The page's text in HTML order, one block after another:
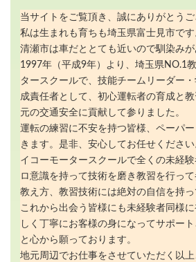
当サイトをご覧頂き、誠にありがとうご
私は生まれも育ちも埼玉県富士見市です
清瀬市は車だととても近いので馴染みが
1997年（平成9年）より、埼玉県NO.1
タースクールで、技能チームリーダー
成責任者として、初心運転者の育成と
元の交通安全に貢献して参りました。
運転の練習に不安を持つ皆様、ペーパ
きます。是非、安心してお任せくださ
イコーモータースクールで全くの未経
ロ意識を持って技術を磨き教習を行って
教え方、教習技術には絶対の自信を持っ
これから出会う皆様にも未経験者同様
しく丁寧にお客様の身になってサポー
と心から願っております。
地元周辺でお仕事をさせていただく以